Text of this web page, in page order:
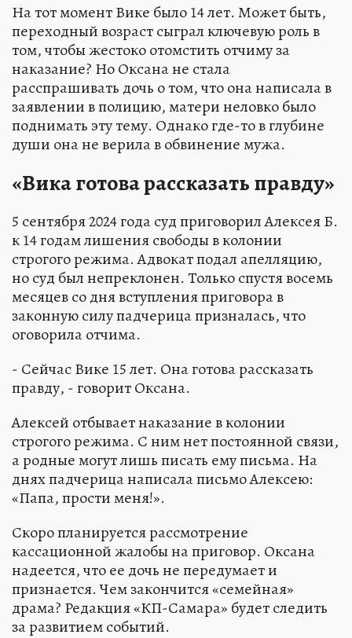
На тот момент Вике было 14 лет. Может быть,
переходный возраст сыграл ключевую роль в
том, чтобы жестоко отомстить отчиму за
наказание? Но Оксана не стала
расспрашивать дочь о том, что она написала в
заявлении в полицию, матери неловко было
поднимать эту тему. Однако где-то в глубине
души она не верила в обвинение мужа.
«Вика готова рассказать правду»
5 сентября 2024 года суд приговорил Алексея Б.
к 14 годам лишения свободы в колонии
строгого режима. Адвокат подал апелляцию,
но суд был непреклонен. Только спустя восемь
месяцев со дня вступления приговора в
законную силу падчерица призналась, что
оговорила отчима.
- Сейчас Вике 15 лет. Она готова рассказать
правду, - говорит Оксана.
Алексей отбывает наказание в колонии
строгого режима. С ним нет постоянной связи,
а родные могут лишь писать ему письма. На
днях падчерица написала письмо Алексею:
«Папа, прости меня!».
Скоро планируется рассмотрение
кассационной жалобы на приговор. Оксана
надеется, что ее дочь не передумает и
признается. Чем закончится «семейная»
драма? Редакция «КП-Самара» будет следить
за развитием событий.